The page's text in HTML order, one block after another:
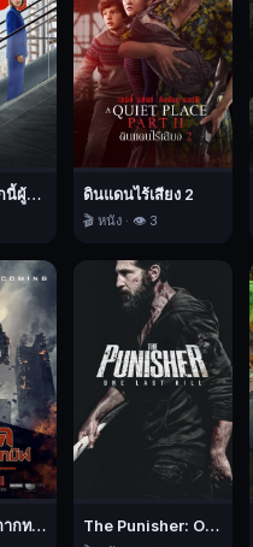
ตื่นมาอีกที โลกนี้ผู้หญิงใหญ่ ดินแดนไร้เสียง 2
🎬 หนัง · 👁️ 3
เดร็ด คนหน้ากากทมิฬ The Punisher: One Last Kill เดอะ พันนิชเชอร์: ฆ่าทิ้งทวน